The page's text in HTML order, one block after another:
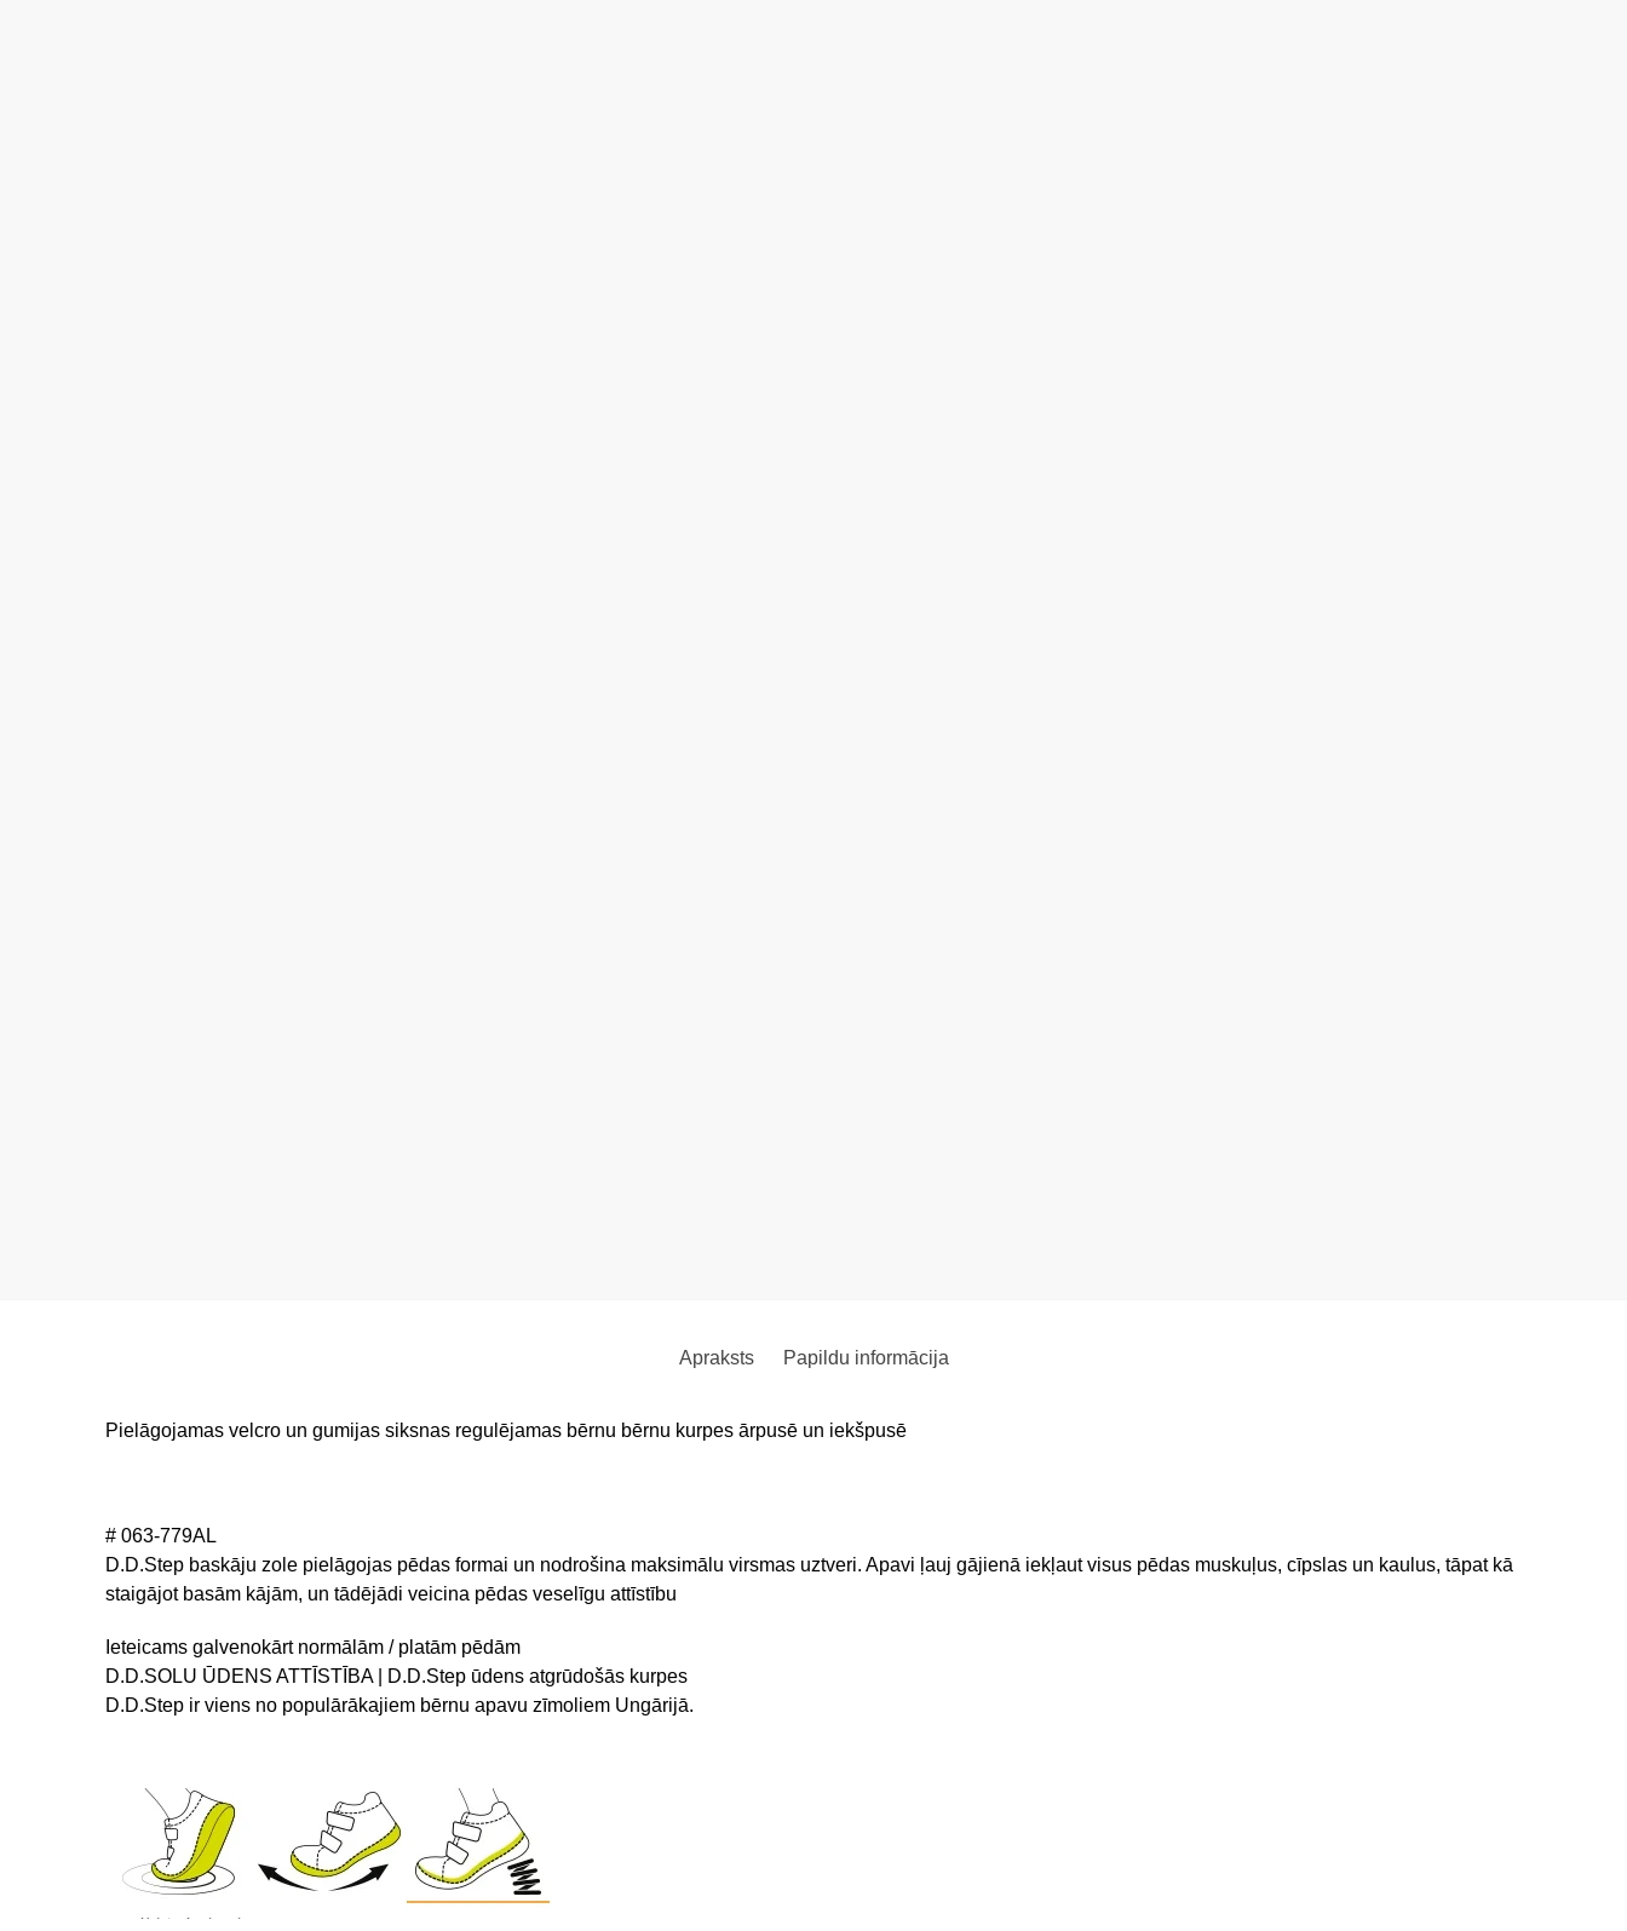
Apraksts Papildu informācija
Pielāgojamas velcro un gumijas siksnas regulējamas bērnu bērnu kurpes ārpusē un iekšpusē
# 063-779AL
D.D.Step baskāju zole pielāgojas pēdas formai un nodrošina maksimālu virsmas uztveri. Apavi ļauj gājienā iekļaut visus pēdas muskuļus, cīpslas un kaulus, tāpat kā
staigājot basām kājām, un tādējādi veicina pēdas veselīgu attīstību
Ieteicams galvenokārt normālām / platām pēdām
D.D.SOLU ŪDENS ATTĪSTĪBA | D.D.Step ūdens atgrūdošās kurpes
D.D.Step ir viens no populārākajiem bērnu apavu zīmoliem Ungārijā.